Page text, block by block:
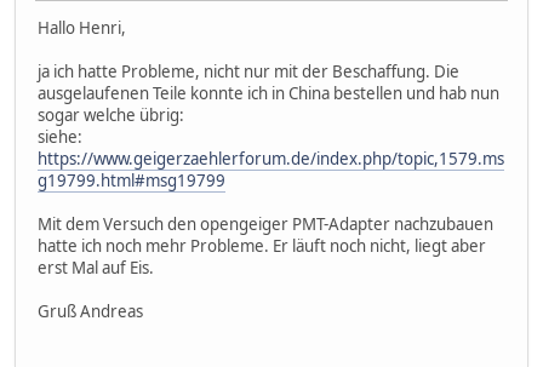
Hallo Henri,
ja ich hatte Probleme, nicht nur mit der Beschaffung. Die
ausgelaufenen Teile konnte ich in China bestellen und hab nun
sogar welche übrig:
siehe:
https://www.geigerzaehlerforum.de/index.php/topic,1579.ms
g19799.html#msg19799
Mit dem Versuch den opengeiger PMT-Adapter nachzubauen
hatte ich noch mehr Probleme. Er läuft noch nicht, liegt aber
erst Mal auf Eis.
Gruß Andreas